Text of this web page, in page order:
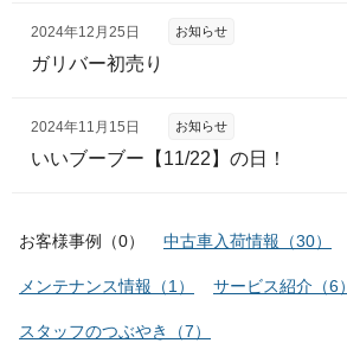
2024年12月25日 お知らせ
ガリバー初売り
2024年11月15日 お知らせ
いいブーブー【11/22】の日！
お客様事例 （0） 中古車入荷情報 （30）
メンテナンス情報 （1 ） サービス紹介 （6）
スタッフのつぶやき （7）